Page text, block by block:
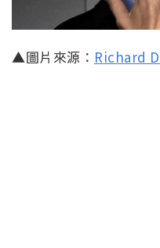
▲圖片來源： Richard